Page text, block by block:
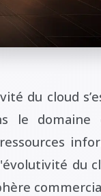
du cloud
le domaine
du